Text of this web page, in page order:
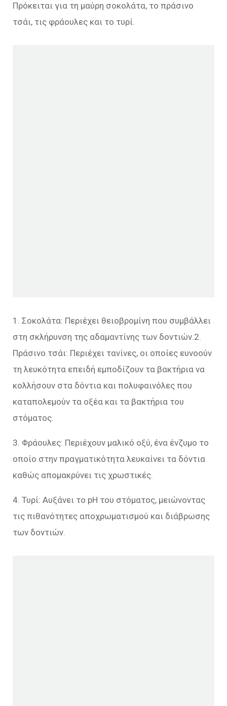
Πρόκειται για τη μαύρη σοκολάτα, το πράσινο
τσάι, τις φράουλες και το τυρί.
1. Σοκολάτα: Περιέχει θειοβρομίνη που συμβάλλει
στη σκλήρυνση της αδαμαντίνης των δοντιών.2.
Πράσινο τσάι: Περιέχει τανίνες, οι οποίες ευνοούν
τη λευκότητα επειδή εμποδίζουν τα βακτήρια να
κολλήσουν στα δόντια και πολυφαινόλες που
καταπολεμούν τα οξέα και τα βακτήρια του
στόματος.
3. Φράουλες: Περιέχουν μαλικό οξύ, ένα ένζυμο το
οποίο στην πραγματικότητα λευκαίνει τα δόντια
καθώς απομακρύνει τις χρωστικές.
4. Τυρί: Αυξάνει το pH του στόματος, μειώνοντας
τις πιθανότητες αποχρωματισμού και διάβρωσης
των δοντιών.